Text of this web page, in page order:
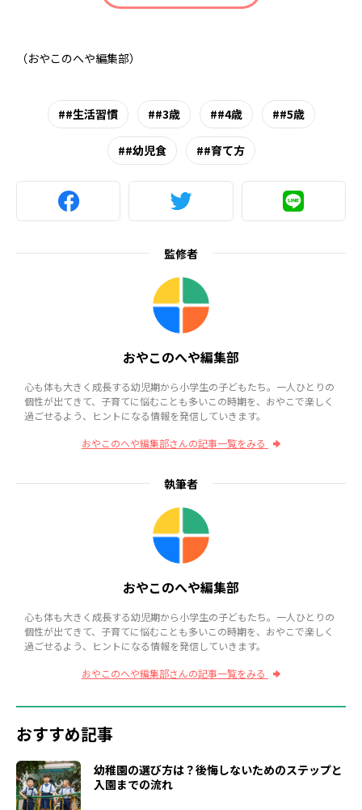
（おやこのへや編集部）
#生活習慣 #3歳 #4歳 #5歳
#幼児食 #育て方
監修者
おやこのへや編集部
心も体も大きく成長する幼児期から小学生の子どもたち。一人ひとりの
個性が出てきて、子育てに悩むことも多いこの時期を、おやこで楽しく
過ごせるよう、ヒントになる情報を発信していきます。
おやこのへや編集部さんの記事一覧をみる
執筆者
おやこのへや編集部
心も体も大きく成長する幼児期から小学生の子どもたち。一人ひとりの
個性が出てきて、子育てに悩むことも多いこの時期を、おやこで楽しく
過ごせるよう、ヒントになる情報を発信していきます。
おやこのへや編集部さんの記事一覧をみる
おすすめ記事
幼稚園の選び方は？後悔しないためのステップと
入園までの流れ